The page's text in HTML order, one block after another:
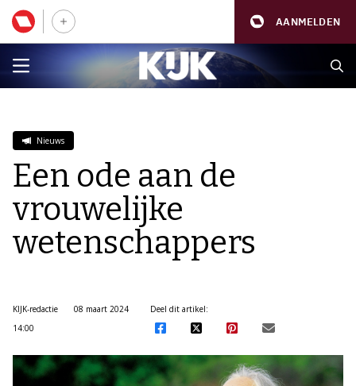
AANMELDEN
Nieuws
Een ode aan de
vrouwelijke
wetenschappers
KIJK-redactie
08 maart 2024
14:00
Deel dit artikel: